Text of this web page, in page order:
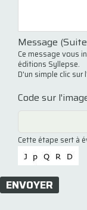
Message
Ce message vous
éditions Syllepse.
D'un simple clic
Code sur
Cette étape sert à
ENVOYER